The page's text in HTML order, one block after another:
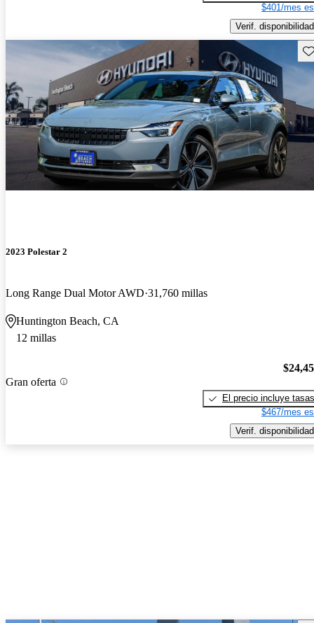
$401/mes
Verif. disponibilidad
2023 Polestar 2
Long Range Dual Motor AWD 31,760 millas
Huntington Beach, CA
12 millas
Gran oferta
El precio incluye tasas
$467/mes
Verif. disponibilidad